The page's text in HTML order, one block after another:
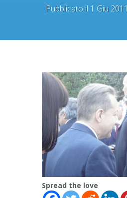
Pubblicato il 1 Giu
Spread the love